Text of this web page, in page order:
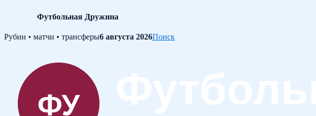
Футбольная Дружина
Skip
Рубин • матчи • трансферы6 августа 2026Поиск